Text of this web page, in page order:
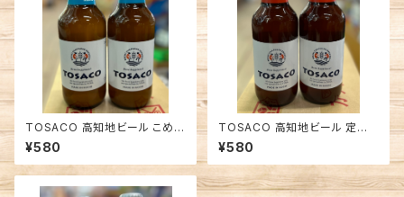
TOSACO 高知地ビール こめホ
ワイトエール 飲みやすい
¥580
TOSACO 高知地ビール 定番
土佐IPA 土佐文旦使用 フルーテ
ィーなアロマ感
¥580